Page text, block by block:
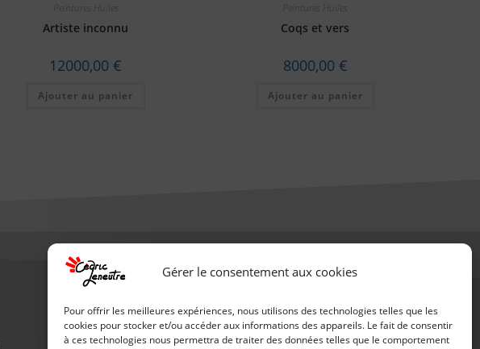
Gérer le consentement aux cookies
Pour offrir les meilleures expériences, nous utilisons des technologies telles que les
cookies pour stocker et/ou accéder aux informations des appareils. Le fait de consentir
à ces technologies nous permettra de traiter des données telles que le comportement
Peintures Huiles
Artiste inconnu
12000,00€
Ajouter au panier
Peintures Huiles
Coqs et vers
8000,00 €
Ajouter au panier